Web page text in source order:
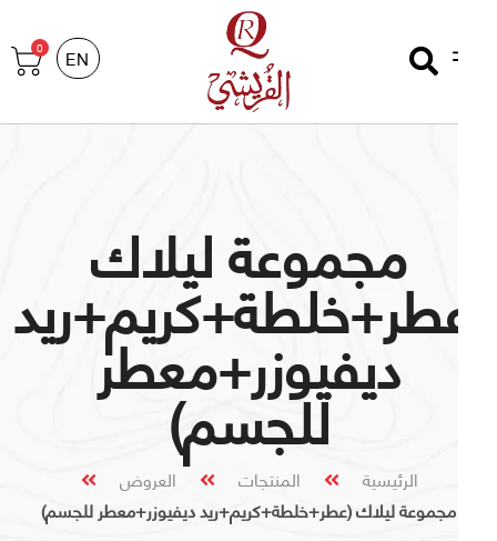
مجموعة ليلاك
ديفيوزر+معطر
للجسم)
الرئيسية المنتجات
العروض
مجموعة ليلاك (عطر+خلطة+كريم+ريد ديفيوزر+معطر للجسم)